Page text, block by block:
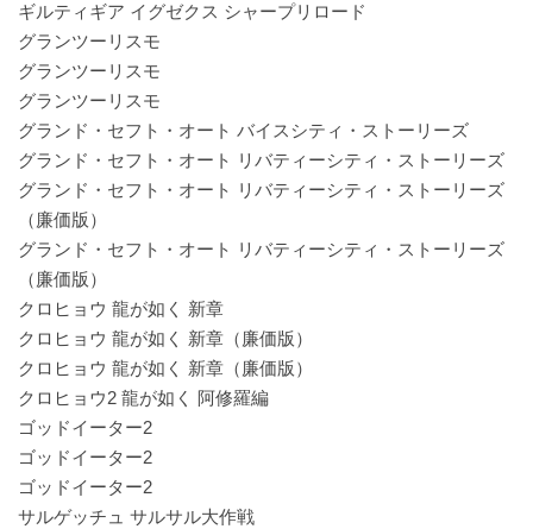
ギルティギア イグゼクス シャープリロード
グランツーリスモ
グランツーリスモ
グランツーリスモ
グランド・セフト・オート バイスシティ・ストーリーズ
グランド・セフト・オート リバティーシティ・ストーリーズ
グランド・セフト・オート リバティーシティ・ストーリーズ
（廉価版）
グランド・セフト・オート リバティーシティ・ストーリーズ
（廉価版）
クロヒョウ 龍が如く 新章
クロヒョウ 龍が如く 新章（廉価版）
クロヒョウ 龍が如く 新章（廉価版）
クロヒョウ2 龍が如く 阿修羅編
ゴッドイーター2
ゴッドイーター2
ゴッドイーター2
サルゲッチュ サルサル大作戦